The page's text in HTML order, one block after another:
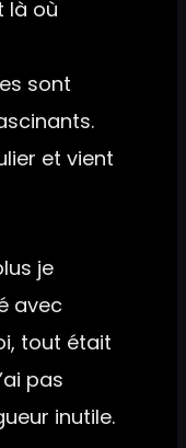
là où
sont
et vient
je
avec
tout était
pas
inutile.